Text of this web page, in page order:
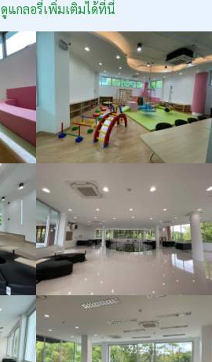
ดูแกลอรี่เพิ่มเติมได้ที่นี่